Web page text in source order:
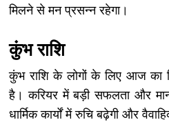
मिलने से मन प्रसन्न रहेगा।
कुंभ राशि
कुंभ राशि के लोगों के लिए आज का
है। करियर में बड़ी सफलता और
धार्मिक कार्यों में रुचि बढ़ेगी और